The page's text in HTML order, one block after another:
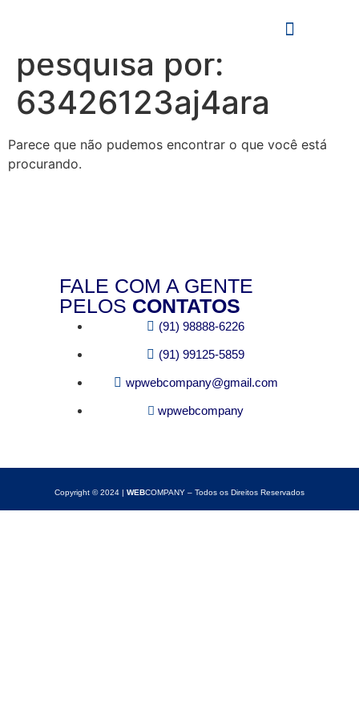
pesquisa por:
63426123aj4ara
Parece que não pudemos encontrar o que você está
procurando.
FALE COM A GENTE
PELOS CONTATOS
(91) 98888-6226
(91) 99125-5859
wpwebcompany@gmail.com
wpwebcompany
Copyright © 2024 | WEBCOMPANY – Todos os Direitos Reservados